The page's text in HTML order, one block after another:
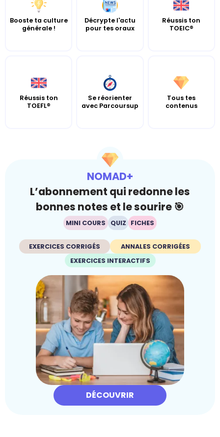
Booste ta culture
générale !
Décrypte l'actu
pour tes oraux
Réussis ton
TOEIC®
Réussis ton
TOEFL®
Se réorienter
avec Parcoursup
Tous tes
contenus
NOMAD+
L’abonnement qui redonne les
bonnes notes et le sourire 🎯
MINI COURS QUIZ FICHES
EXERCICES CORRIGÉS
ANNALES CORRIGÉES
EXERCICES INTERACTIFS
DÉCOUVRIR